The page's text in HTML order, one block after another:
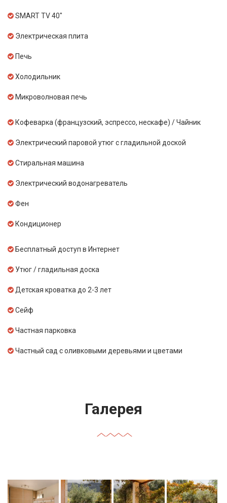
SMART TV 40"
Электрическая плита
Печь
Холодильник
Микроволновая печь
Кофеварка (французский, эспрессо, нескафе) / Чайник
Электрический паровой утюг с гладильной доской
Стиральная машина
Электрический водонагреватель
Фен
Кондиционер
Бесплатный доступ в Интернет
Утюг / гладильная доска
Детская кроватка до 2-3 лет
Сейф
Частная парковка
Частный сад с оливковыми деревьями и цветами
Галерея